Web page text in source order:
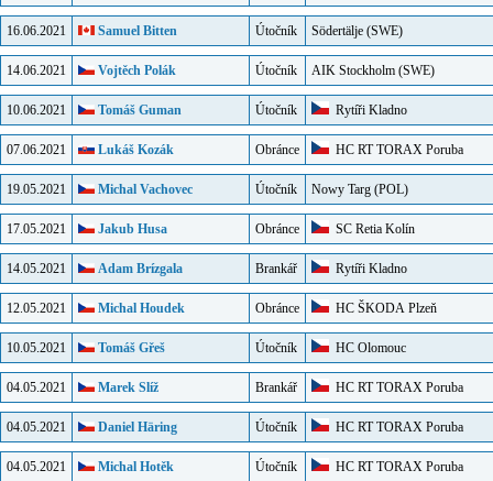
16.06.2021 Samuel Bitten Útočník Södertälje (SWE)
14.06.2021 Vojtěch Polák Útočník AIK Stockholm (SWE)
10.06.2021 Tomáš Guman Útočník Rytíři Kladno
07.06.2021 Lukáš Kozák Obránce HC RT TORAX Poruba
19.05.2021 Michal Vachovec Útočník Nowy Targ (POL)
17.05.2021 Jakub Husa Obránce SC Retia Kolín
14.05.2021 Adam Brízgala Brankář Rytíři Kladno
12.05.2021 Michal Houdek Obránce HC ŠKODA Plzeň
10.05.2021 Tomáš Gřeš Útočník HC Olomouc
04.05.2021 Marek Slíž Brankář HC RT TORAX Poruba
04.05.2021 Daniel Häring Útočník HC RT TORAX Poruba
04.05.2021 Michal Hotěk Útočník HC RT TORAX Poruba